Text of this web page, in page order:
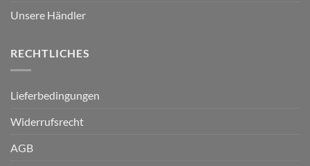
Unsere Händler
RECHTLICHES
Lieferbedingungen
Widerrufsrecht
AGB